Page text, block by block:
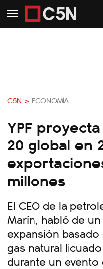
C5N > ECONOMÍA
YPF
20 global en
millones
El CEO de la
Marín, habló de
expansión
gas natural
durante un evento